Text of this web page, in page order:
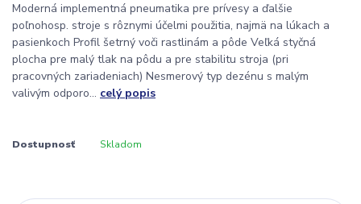
Moderná implementná pneumatika pre prívesy a ďalšie
poľnohosp. stroje s rôznymi účelmi použitia, najmä na lúkach a
pasienkoch Profil šetrný voči rastlinám a pôde Veľká styčná
plocha pre malý tlak na pôdu a pre stabilitu stroja (pri
pracovných zariadeniach) Nesmerový typ dezénu s malým
valivým odporo... celý popis
Dostupnosť Skladom